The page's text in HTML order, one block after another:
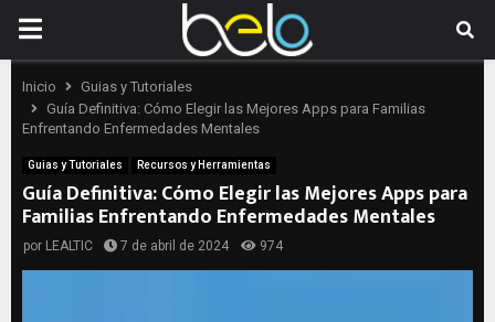
PRIMARY
MENU
Inicio
Guias y Tutoriales
Guía Definitiva: Cómo Elegir las Mejores Apps para Familias
Enfrentando Enfermedades Mentales
Guias y Tutoriales Recursos y Herramientas
Guía Definitiva: Cómo Elegir las Mejores Apps para
Familias Enfrentando Enfermedades Mentales
por LEALTIC 7 de abril de 2024 974